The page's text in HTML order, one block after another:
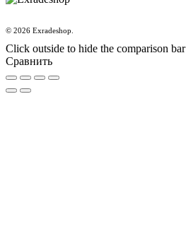
© 2026 Exradeshop.
Click outside to hide the comparison bar
Сравнить